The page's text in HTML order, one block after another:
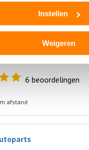
Instellen
Weigeren
Autosloperij en
6 beoordelingen
afstand